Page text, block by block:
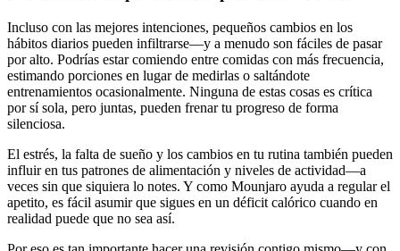
Incluso con las mejores intenciones, pequeños cambios en los
hábitos diarios pueden infiltrarse—y a menudo son fáciles de pasar
por alto. Podrías estar comiendo entre comidas con más frecuencia,
estimando porciones en lugar de medirlas o saltándote
entrenamientos ocasionalmente. Ninguna de estas cosas es crítica
por sí sola, pero juntas, pueden frenar tu progreso de forma
silenciosa.
El estrés, la falta de sueño y los cambios en tu rutina también pueden
influir en tus patrones de alimentación y niveles de actividad—a
veces sin que siquiera lo notes. Y como Mounjaro ayuda a regular el
apetito, es fácil asumir que sigues en un déficit calórico cuando en
realidad puede que no sea así.